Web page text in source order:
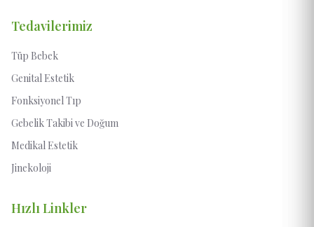
Tedavilerimiz
Tüp Bebek
Genital Estetik
Fonksiyonel Tıp
Gebelik Takibi ve Doğum
Medikal Estetik
Jinekoloji
Hızlı Linkler